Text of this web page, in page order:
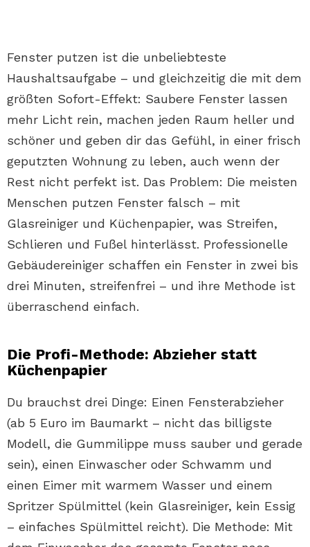
Fenster putzen ist die unbeliebteste
Haushaltsaufgabe – und gleichzeitig die mit dem
größten Sofort-Effekt: Saubere Fenster lassen
mehr Licht rein, machen jeden Raum heller und
schöner und geben dir das Gefühl, in einer frisch
geputzten Wohnung zu leben, auch wenn der
Rest nicht perfekt ist. Das Problem: Die meisten
Menschen putzen Fenster falsch – mit
Glasreiniger und Küchenpapier, was Streifen,
Schlieren und Fußel hinterlässt. Professionelle
Gebäudereiniger schaffen ein Fenster in zwei bis
drei Minuten, streifenfrei – und ihre Methode ist
überraschend einfach.
Die Profi-Methode: Abzieher statt
Küchenpapier
Du brauchst drei Dinge: Einen Fensterabzieher
(ab 5 Euro im Baumarkt – nicht das billigste
Modell, die Gummilippe muss sauber und gerade
sein), einen Einwascher oder Schwamm und
einen Eimer mit warmem Wasser und einem
Spritzer Spülmittel (kein Glasreiniger, kein Essig
– einfaches Spülmittel reicht). Die Methode: Mit